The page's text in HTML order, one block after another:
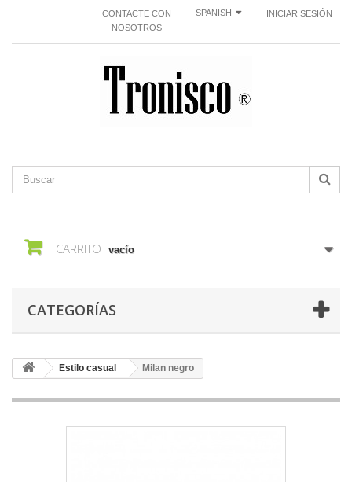
INICIAR SESIÓN
SPANISH
CONTACTE CON
NOSOTROS
CARRITO vacío
CATEGORÍAS
Estilo casual Milan negro